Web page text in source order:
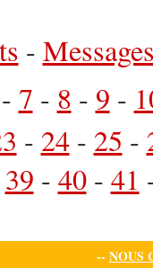
-
- 7 - 8 - 9 -
- 24- 25 -
39 - 40- 41
-- NOUS